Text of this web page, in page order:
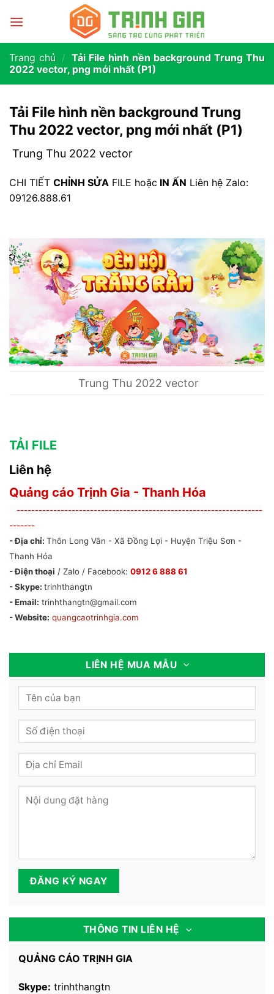
Trang chủ / Tải File hình nền background Trung Thu
2022 vector, png mới nhất (P1)
Tải File hình nền background Trung
Thu 2022 vector, png mới nhất (P1)
Trung Thu 2022 vector
CHI TIẾT CHỈNH SỬA FILE hoặc IN ẤN Liên hệ Zalo:
09126.888.61
Trung Thu 2022 vector
TẢI FILE
Liên hệ
Quảng cáo Trịnh Gia - Thanh Hóa
-------------------------------------------------------------------
-------
- Địa chỉ: Thôn Long Vân - Xã Đồng Lợi - Huyện Triệu Sơn -
Thanh Hóa
- Điện thoại / Zalo / Facebook: 0912 6 888 61
- Skype: trinhthangtn
- Email: trinhthangtn@gmail.com
- Website: quangcaotrinhgia.com
LIÊN HỆ MUA MẪU
THÔNG TIN LIÊN HỆ
QUẢNG CÁO TRỊNH GIA
Skype: trinhthangtn